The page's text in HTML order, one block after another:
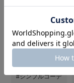
#初夏のリラックス
#メンズコーデ
#シンプルコーデ